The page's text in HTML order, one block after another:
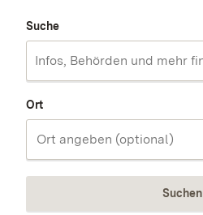
Suche
Ort
Suchen